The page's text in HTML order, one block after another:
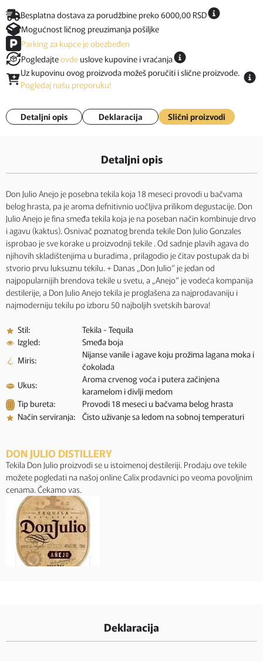
Besplatna dostava za porudžbine preko 6000,00 RSD
Mogućnost ličnog preuzimanja pošiljke
Parking za kupce je obezbeđen
Pogledajteovde uslove kupovine i vraćanja
Uz kupovinu ovog proizvoda možeš poručiti i slične proizvode.
Pogledaj našu preporuku!
Detaljni opis Deklaracija Slični proizvodi
Detaljni opis
Don Julio Anejo je posebna tekila koja 18 meseci provodi u bačvama
belog hrasta, pa je aroma defnitivnio uočljiva prilikom degustacije. Don
Julio Anejo je fina smeđa tekila koja je na poseban način kombinuje drvo
i agavu (kaktus). Osnivač poznatog brenda tekile Don Julio Gonzales
isprobao je sve korake u proizvodnji tekile . Od sadnje plavih agava do
njihovih skladištenjima u buradima , prilagodio je čitav postupak da bi
stvorio prvu luksuznu tekilu. + Danas „Don Julio“ je jedan od
najpopularnijih brendova tekile u svetu, a „Anejo“ je vodeća kompanija
destilerije, a Don Julio Anejo tekila je proglašena za najprodavaniju i
najmoderniju tekilu po izboru 50 najboljih svetskih barova!
Stil:
Tekila - Tequila
Izgled:
Smeđa boja
Miris:
Nijanse vanile i agave koju prožima lagana moka i
čokolada
Ukus:
Aroma crvenog voća i putera začinjena
karamelom i divlji medom
Tip bureta:
Provodi 18 meseci u bačvama belog hrasta
Način serviranja: Čisto uživanje sa ledom na sobnoj temperaturi
DON JULIO DISTILLERY
Tekila Don Julio proizvodi se u istoimenoj destileriji. Prodaju ove tekile
možete pogledati na našoj online Calix prodavnici po veoma povoljnim
cenama. Čekamo vas.
Deklaracija